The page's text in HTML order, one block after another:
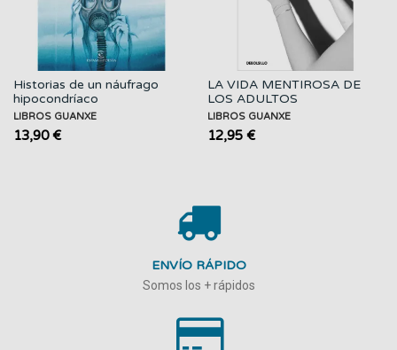
Historias de un náufrago
hipocondríaco
LIBROS GUANXE
13,90 €
LA VIDA MENTIROSA DE
LOS ADULTOS
LIBROS GUANXE
12,95 €
ENVÍO RÁPIDO
Somos los + rápidos